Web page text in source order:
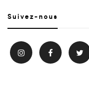
Suivez-nous